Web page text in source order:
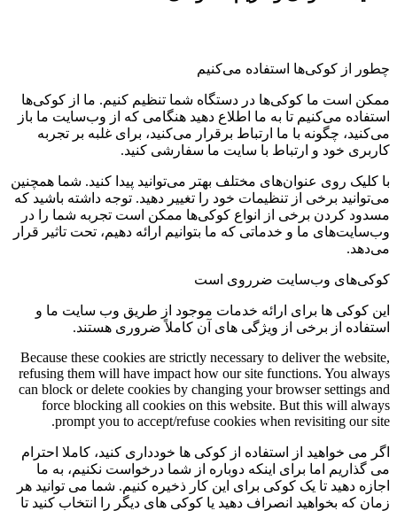
چطور از کوکی‌ها استفاده می‌کنیم
ممکن است ما کوکی‌ها در دستگاه شما تنظیم کنیم. ما از کوکی‌ها
استفاده می‌کنیم تا به ما اطلاع دهید هنگامی که از وب‌سایت ما باز
می‌کنید، چگونه با ما ارتباط برقرار می‌کنید، برای غلبه بر تجربه
کاربری خود و ارتباط با سایت ما سفارشی کنید.
با کلیک روی عنوان‌های مختلف بهتر می‌توانید پیدا کنید. شما همچنین
می‌توانید برخی از تنظیمات خود را تغییر دهید. توجه داشته باشید که
مسدود کردن برخی از انواع کوکی‌ها ممکن است تجربه شما را در
وب‌سایت‌های ما و خدماتی که ما بتوانیم ارائه دهیم، تحت تاثیر قرار
می‌دهد.
کوکی‌های وب‌سایت ضرروی است
این کوکی ها برای ارائه خدمات موجود از طریق وب سایت ما و
استفاده از برخی از ویژگی های آن کاملاً ضروری هستند.
Because these cookies are strictly necessary to deliver the website,
refusing them will have impact how our site functions. You always
can block or delete cookies by changing your browser settings and
force blocking all cookies on this website. But this will always
prompt you to accept/refuse cookies when revisiting our site.
اگر می خواهید از استفاده از کوکی ها خودداری کنید، کاملا احترام
می گذاریم اما برای اینکه دوباره از شما درخواست نکنیم، به ما
اجازه دهید تا یک کوکی برای این کار ذخیره کنیم. شما می توانید هر
زمان که بخواهید انصراف دهید یا کوکی های دیگر را انتخاب کنید تا